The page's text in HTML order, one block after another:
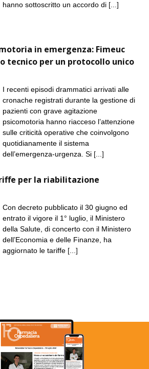
hanno sottoscritto un accordo di [...]
in emergenza: Fimeuc
tecnico per un protocollo unico
I recenti episodi drammatici arrivati alle
cronache registrati durante la gestione di
pazienti con grave agitazione
psicomotoria hanno riacceso l’attenzione
sulle criticità operative che coinvolgono
quotidianamente il sistema
dell’emergenza-urgenza. Si [...]
per la riabilitazione
Con decreto pubblicato il 30 giugno ed
entrato il vigore il 1° luglio, il Ministero
della Salute, di concerto con il Ministero
dell’Economia e delle Finanze, ha
aggiornato le tariffe [...]